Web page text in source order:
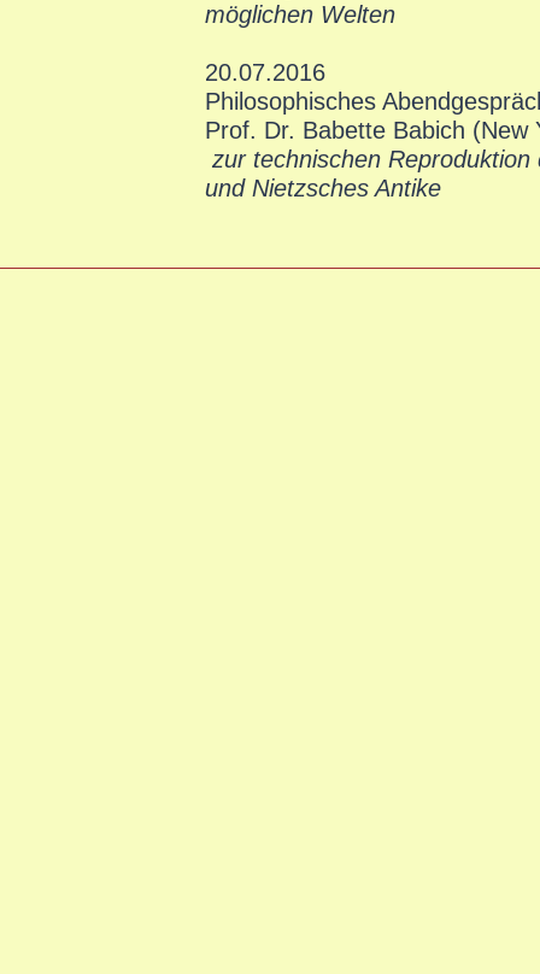
möglichen Welten
20.07.2016
Philosophisches
Prof. Dr. Babette Babich (New
zur technischen
und Nietzsches Antike